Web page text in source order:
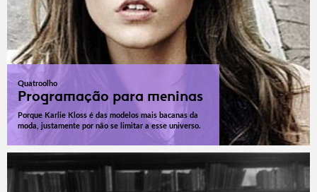
Quatroolho
Programação para meninas
Porque Karlie Kloss é das modelos mais bacanas da
moda, justamente por não se limitar a esse universo.